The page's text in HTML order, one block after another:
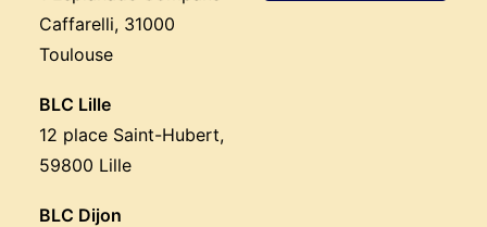
Caffarelli, 31000
Toulouse
BLC Lille
12 place Saint-Hubert,
59800 Lille
BLC Dijon